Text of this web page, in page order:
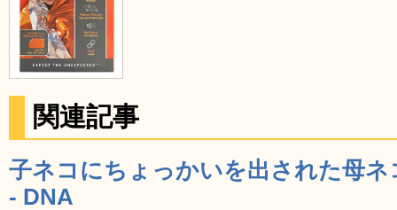
関連記事
子ネコにちょっかいを出された母
- DNA